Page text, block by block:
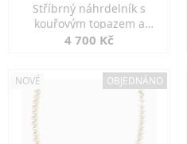
Stříbrný náhrdelník s
kouřovým topazem a
markazity
4 700 Kč
NOVÉ OBJEDNÁNO